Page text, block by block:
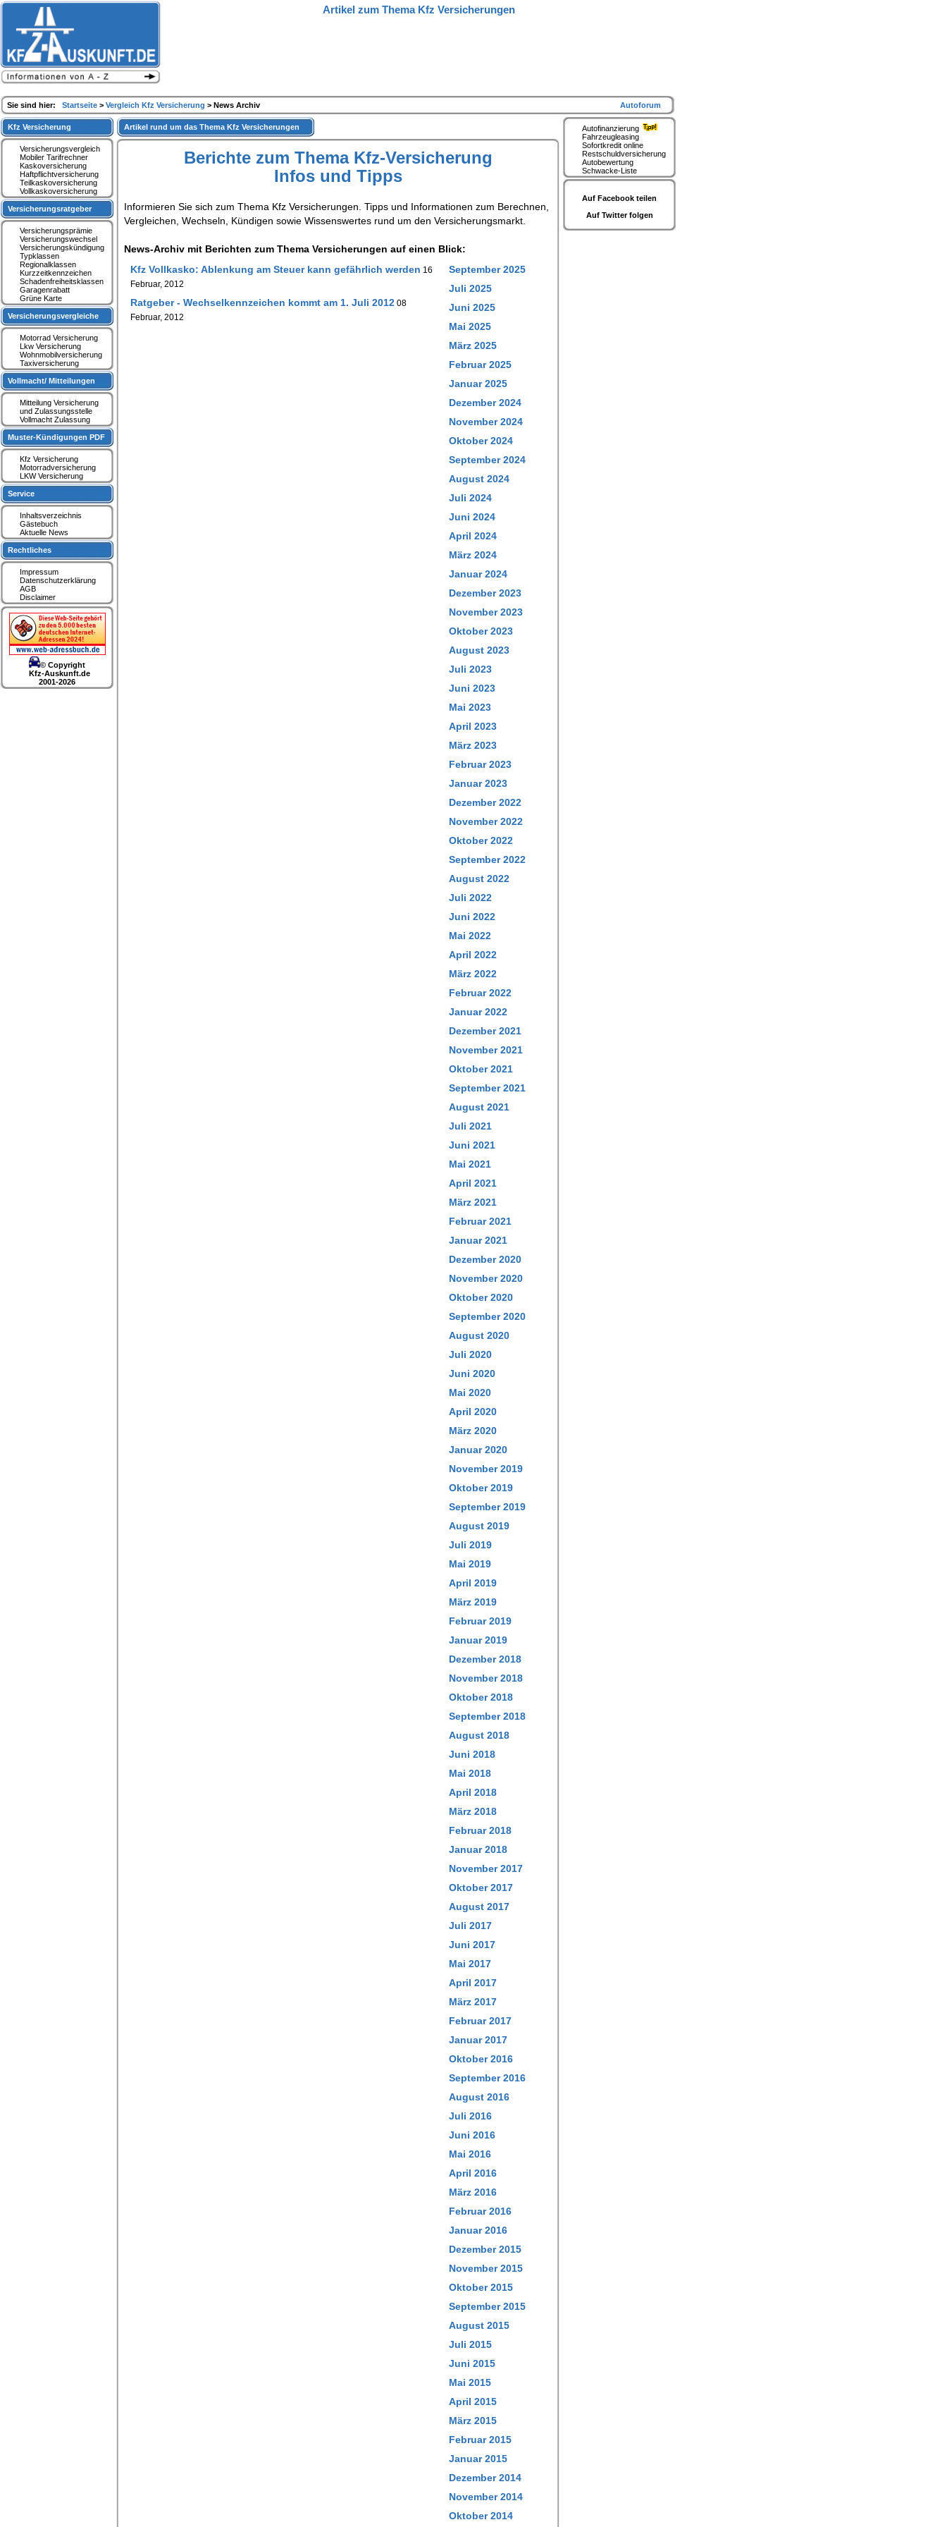
Artikel rund um das Thema Kfz Versicherungen
Berichte zum Thema Kfz-Versicherung
Infos und Tipps
Informieren Sie sich zum Thema Kfz Versicherungen. Tipps und Informationen zum Berechnen,
Vergleichen, Wechseln, Kündigen sowie Wissenswertes rund um den Versicherungsmarkt.
News-Archiv mit Berichten zum Thema Versicherungen auf einen Blick:
Kfz Vollkasko: Ablenkung am Steuer kann gefährlich werden 16
Februar, 2012
Ratgeber - Wechselkennzeichen kommt am 1. Juli 2012 08
Februar, 2012
September 2025
Juli 2025
Juni 2025
Mai 2025
März 2025
Februar 2025
Januar 2025
Dezember 2024
November 2024
Oktober 2024
September 2024
August 2024
Juli 2024
Juni 2024
April 2024
März 2024
Januar 2024
Dezember 2023
November 2023
Oktober 2023
August 2023
Juli 2023
Juni 2023
Mai 2023
April 2023
März 2023
Februar 2023
Januar 2023
Dezember 2022
November 2022
Oktober 2022
September 2022
August 2022
Juli 2022
Juni 2022
Mai 2022
April 2022
März 2022
Februar 2022
Januar 2022
Dezember 2021
November 2021
Oktober 2021
September 2021
August 2021
Juli 2021
Juni 2021
Mai 2021
April 2021
März 2021
Februar 2021
Januar 2021
Dezember 2020
November 2020
Oktober 2020
September 2020
August 2020
Juli 2020
Juni 2020
Mai 2020
April 2020
März 2020
Januar 2020
November 2019
Oktober 2019
September 2019
August 2019
Juli 2019
Mai 2019
April 2019
März 2019
Februar 2019
Januar 2019
Dezember 2018
November 2018
Oktober 2018
September 2018
August 2018
Juni 2018
Mai 2018
April 2018
März 2018
Februar 2018
Januar 2018
November 2017
Oktober 2017
August 2017
Juli 2017
Juni 2017
Mai 2017
April 2017
März 2017
Februar 2017
Januar 2017
Oktober 2016
September 2016
August 2016
Juli 2016
Juni 2016
Mai 2016
April 2016
März 2016
Februar 2016
Januar 2016
Dezember 2015
November 2015
Oktober 2015
September 2015
August 2015
Juli 2015
Juni 2015
Mai 2015
April 2015
März 2015
Februar 2015
Januar 2015
Dezember 2014
November 2014
Oktober 2014
Kfz Versicherung
Versicherungsvergleich
Mobiler Tarifrechner
Kaskoversicherung
Haftpflichtversicherung
Teilkaskoversicherung
Vollkaskoversicherung
Versicherungsratgeber
Versicherungsprämie
Versicherungswechsel
Versicherungskündigung
Typklassen
Regionalklassen
Kurzzeitkennzeichen
Schadenfreiheitsklassen
Garagenrabatt
Grüne Karte
Versicherungsvergleiche
Motorrad Versicherung
Lkw Versicherung
Wohnmobilversicherung
Taxiversicherung
Vollmacht/ Mitteilungen
Mitteilung Versicherung
und Zulassungsstelle
Vollmacht Zulassung
Muster-Kündigungen PDF
Kfz Versicherung
Motorradversicherung
LKW Versicherung
Service
Inhaltsverzeichnis
Gästebuch
Aktuelle News
Rechtliches
Impressum
Datenschutzerklärung
AGB
Disclaimer
© Copyright
Kfz-Auskunft.de
2001-2026
Autofinanzierung
Fahrzeugleasing
Sofortkredit online
Restschuldversicherung
Autobewertung
Schwacke-Liste
Auf Facebook teilen
Auf Twitter folgen
Artikel zum Thema Kfz Versicherungen
Sie sind hier: Startseite > Vergleich Kfz Versicherung > News Archiv Autoforum